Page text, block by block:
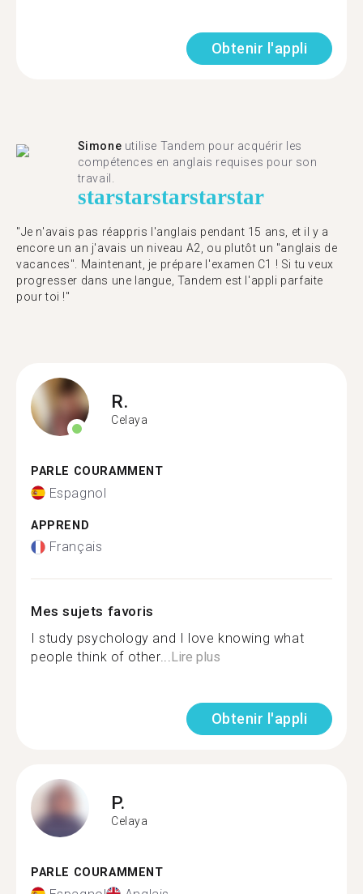
Obtenir l'appli
Simone utilise Tandem pour acquérir les
compétences en anglais requises pour son
travail.
starstarstarstarstar
"Je n'avais pas réappris l'anglais pendant 15 ans, et il y a
encore un an j'avais un niveau A2, ou plutôt un "anglais de
vacances". Maintenant, je prépare l'examen C1 ! Si tu veux
progresser dans une langue, Tandem est l'appli parfaite
pour toi !"
R.
Celaya
PARLE COURAMMENT
Espagnol
APPREND
Français
Mes sujets favoris
I study psychology and I love knowing what
people think of other...Lire plus
Obtenir l'appli
P.
Celaya
PARLE COURAMMENT